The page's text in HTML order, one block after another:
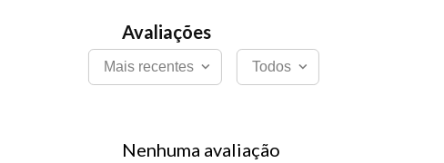
Mais recentes Todos
Nenhuma avaliação